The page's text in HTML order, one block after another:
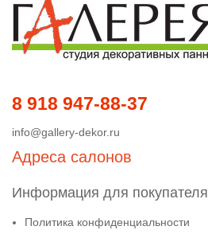
8 918 947-88-37
info@gallery-dekor.ru
Адреса салонов
Информация для покупателя
Политика конфиденциальности